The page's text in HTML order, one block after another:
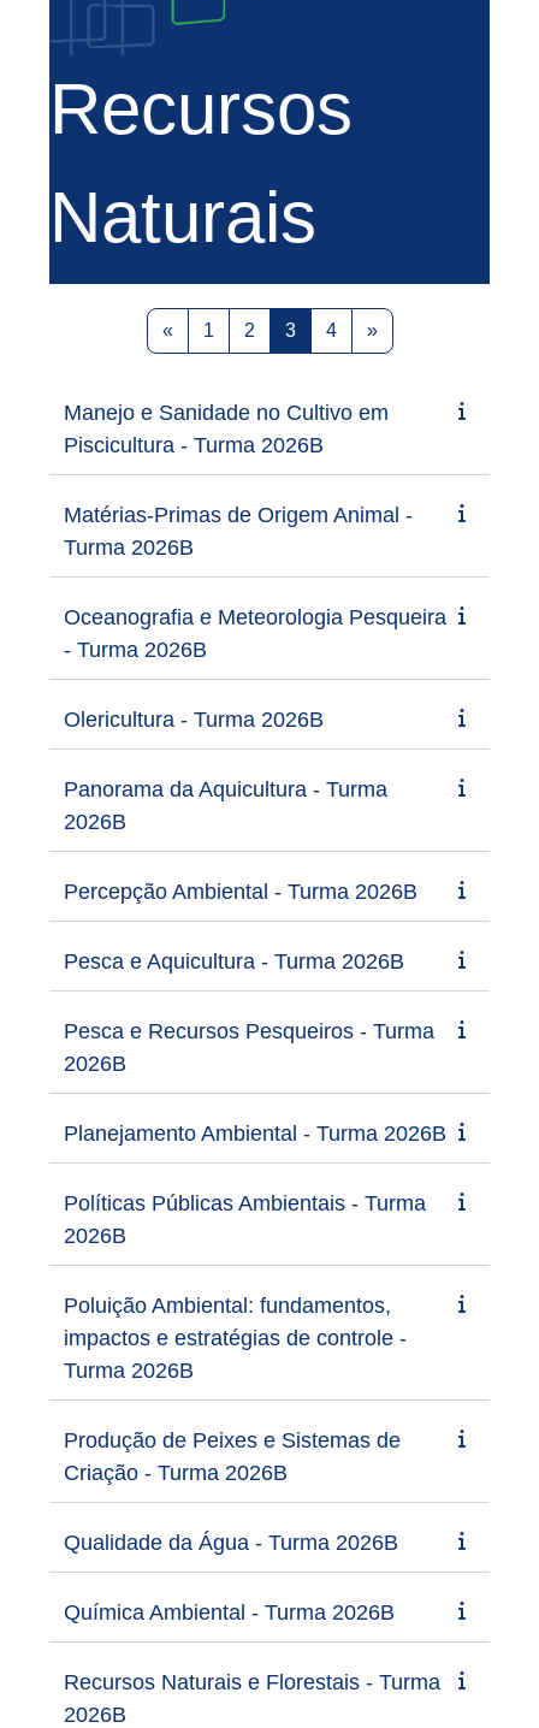
Recursos
Naturais
«Previous page
1 Page 1
2Page 2
3Page 3
4Page 4
»Next page
Manejo e Sanidade no Cultivo em
Piscicultura - Turma 2026B
Matérias-Primas de Origem Animal -
Turma 2026B
Oceanografia e Meteorologia Pesqueira
- Turma 2026B
Olericultura - Turma 2026B
Panorama da Aquicultura - Turma
2026B
Percepção Ambiental - Turma 2026B
Pesca e Aquicultura - Turma 2026B
Pesca e Recursos Pesqueiros - Turma
2026B
Planejamento Ambiental - Turma 2026B
Políticas Públicas Ambientais - Turma
2026B
Poluição Ambiental: fundamentos,
impactos e estratégias de controle -
Turma 2026B
Produção de Peixes e Sistemas de
Criação - Turma 2026B
Qualidade da Água - Turma 2026B
Química Ambiental - Turma 2026B
Recursos Naturais e Florestais - Turma
2026B